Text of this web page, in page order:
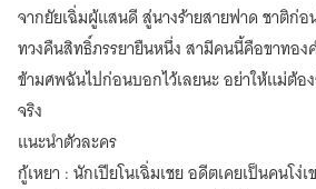
ฮอต
80's
ขอ
ทวง
คืน
สามี
80's
จากยัยเฉิ่มผู้แสนดี สู่นางร้ายสายฟาด ชาติก่อ
ทวงคืนสิทธิ์ภรรยายืนหนึ่ง สามีคนนี้คือขาทอง
ข้ามศพฉันไปก่อนบอกไว้เลยนะ อย่าให้แม่ต้อง
จริง
แนะนำตัวละคร
กู้เหยา : นักเปียโนเฉิ่มเชย อดีตเคยเป็นคนโง่